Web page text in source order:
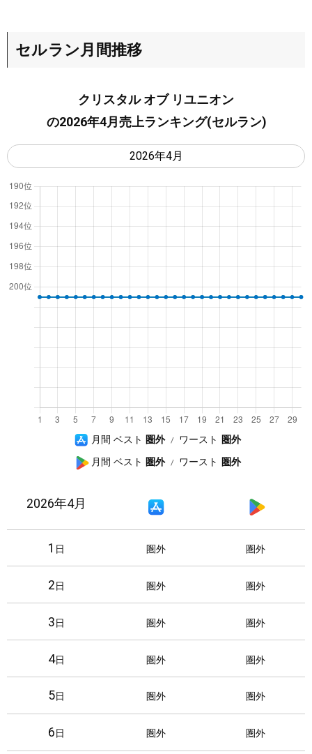
o
l
a
y
セルラン月間推移
クリスタル オブ リユニオン
の2026年4月売上ランキング(セルラン)
A
月間 ベスト 圏外 ワースト
圏外
G
l
P
月間 ベスト 圏外 ワースト 圏外
2026年4月
r
P
a
1 日 圏外 圏外
2日 圏外 圏外
3日 圏外 圏外
4日 圏外 圏外
5日 圏外 圏外
6日 圏外 圏外